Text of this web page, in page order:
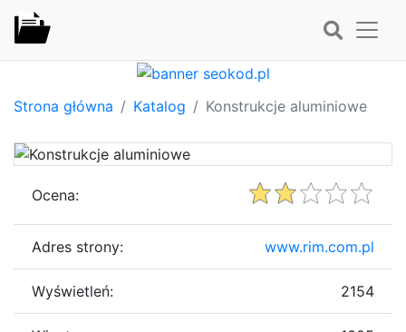
Strona główna Katalog Konstrukcje aluminiowe
Ocena:
Adres strony: www.rim.com.pl
Wyświetleń: 2154